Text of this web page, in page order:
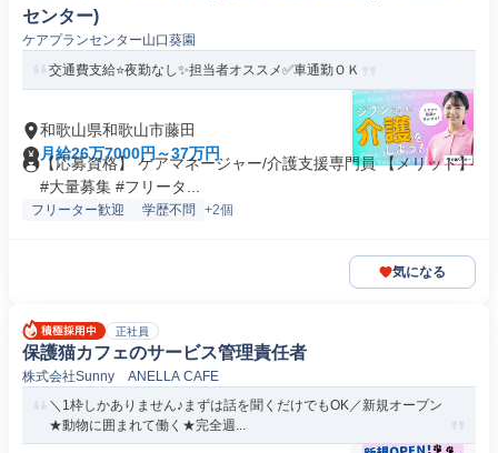
センター)
ケアプランセンター山口葵園
交通費支給⭐️夜勤なし✨担当者オススメ✅️車通勤ＯＫ
和歌山県和歌山市藤田
月給26万7000円～37万円
【応募資格】 ケアマネージャー/介護支援専門員 【メリット】
#大量募集 #フリータ...
フリーター歓迎 学歴不問 +2個
気になる
正社員
保護猫カフェのサービス管理責任者
株式会社Sunny ANELLA CAFE
＼1枠しかありません♪まずは話を聞くだけでもOK／新規オープン
★動物に囲まれて働く★完全週...